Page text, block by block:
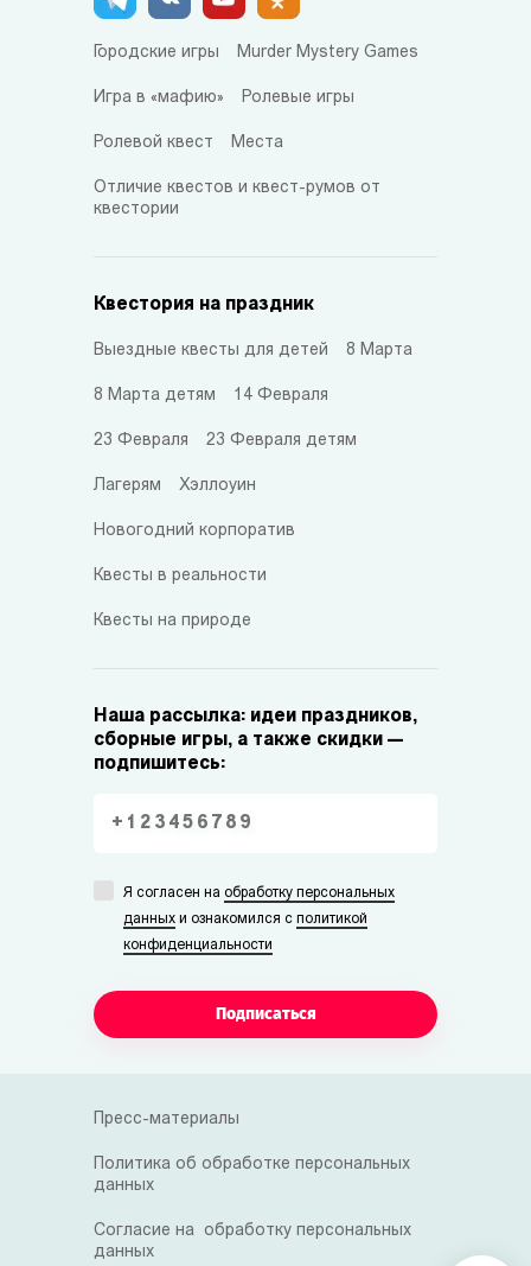
Городские игры Murder Mystery Games
Игра в «мафию» Ролевые игры
Ролевой квест Места
Отличие квестов и квест-румов от
квестории
Квестория на праздник
Выездные квесты для детей 8 Марта
8 Марта детям 14 Февраля
23 Февраля 23 Февраля детям
Лагерям Хэллоуин
Новогодний корпоратив
Квесты в реальности
Квесты на природе
Наша рассылка: идеи праздников,
сборные игры, а также скидки —
подпишитесь:
Я согласен на обработку персональных
данных и ознакомился с политикой
конфиденциальности
Подписаться
Пресс-материалы
Политика об обработке персональных
данных
Согласие на обработку персональных
данных